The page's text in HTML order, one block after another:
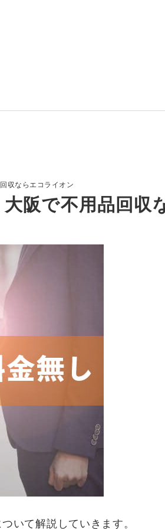
収ならエコライオン
大阪で不用品回収
いて解説していきます。